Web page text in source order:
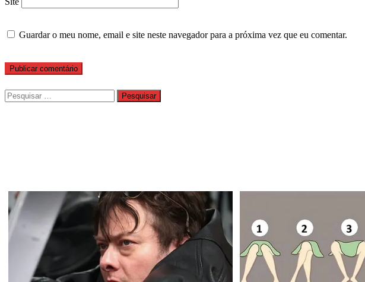
Guardar o meu nome, email e site neste navegador para a próxima vez que eu comentar.
Pesquisar
por: